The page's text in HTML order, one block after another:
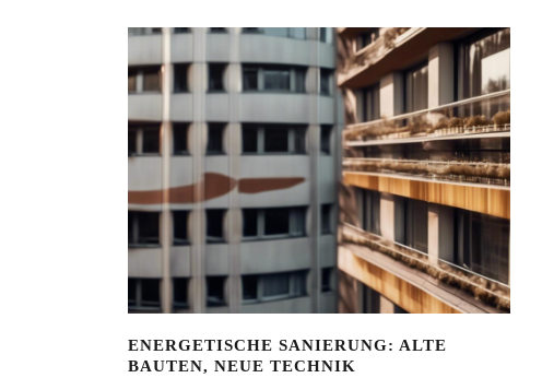
ENERGETISCHE SANIERUNG: ALTE
BAUTEN, NEUE TECHNIK